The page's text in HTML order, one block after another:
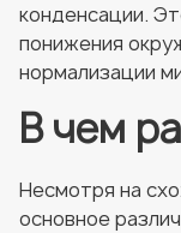
конденсации.
понижения
нормализации
В чем
Несмотря на
основное